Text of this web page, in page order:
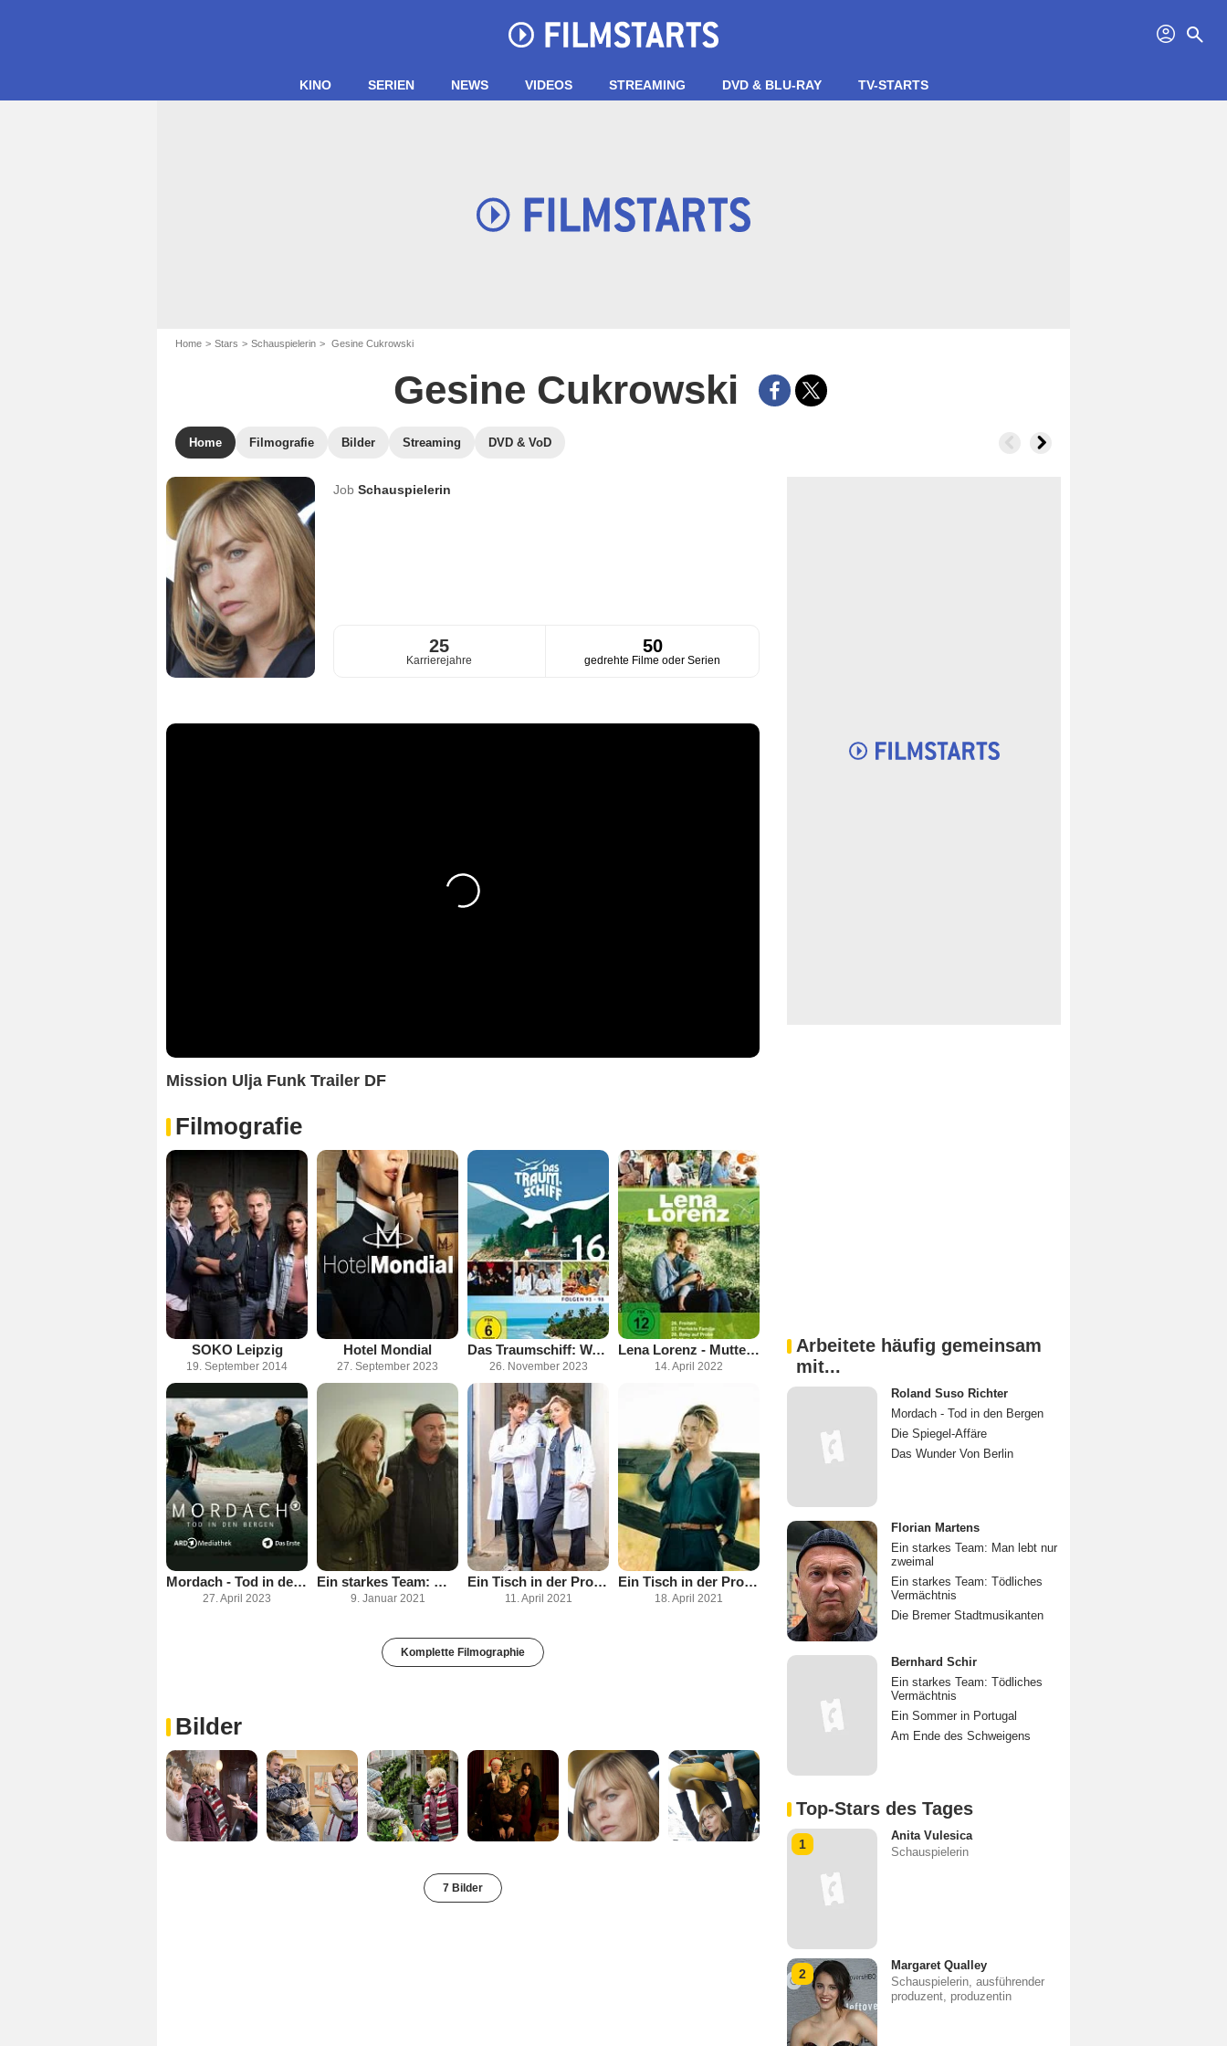
profil search
KINO SERIEN NEWS VIDEOS STREAMING DVD & BLU-RAY TV-STARTS
Home Stars Schauspielerin Gesine Cukrowski
Gesine Cukrowski
Home Filmografie Bilder Streaming DVD & VoD
Job Schauspielerin
25
Karrierejahre
50
gedrehte Filme oder Serien
Mission Ulja Funk Trailer DF
Filmografie
SOKO Leipzig
19. September 2014
Hotel Mondial
27. September 2023
Das Traumschiff: Walvis Bay
26. November 2023
Lena Lorenz - Mutterliebe
14. April 2022
Mordach - Tod in den Bergen
27. April 2023
Ein starkes Team: Man lebt nur zweimal
9. Januar 2021
Ein Tisch in der Provence: Zwei Ärzte im Aufbruch
11. April 2021
Ein Tisch in der Provence: Unverhoffte Töchter
18. April 2021
Komplette Filmographie
Bilder
7 Bilder
Arbeitete häufig gemeinsam
mit...
Roland Suso Richter
Mordach - Tod in den Bergen
Die Spiegel-Affäre
Das Wunder Von Berlin
Florian Martens
Ein starkes Team: Man lebt nur
zweimal
Ein starkes Team: Tödliches
Vermächtnis
Die Bremer Stadtmusikanten
Bernhard Schir
Ein starkes Team: Tödliches
Vermächtnis
Ein Sommer in Portugal
Am Ende des Schweigens
Top-Stars des Tages
1
Anita Vulesica
Schauspielerin
2
Margaret Qualley
Schauspielerin, ausführender
produzent, produzentin